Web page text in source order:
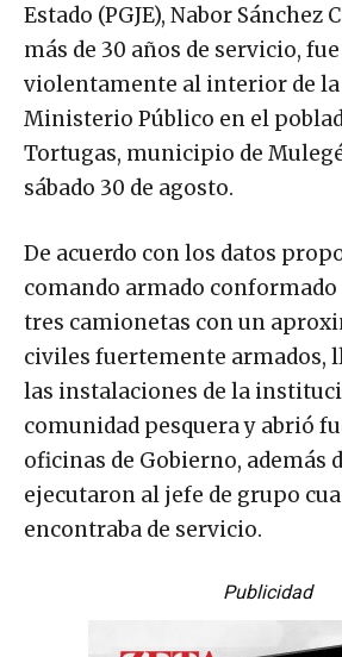
Estado (PGJE), Nabor Sánchez
más de 30 años de servicio,
violentamente al interior de la
Ministerio Público en el
Tortugas, municipio de
sábado 30 de agosto.
De acuerdo con los datos
comando armado
tres camionetas con un
civiles fuertemente armados,
las instalaciones de la
comunidad pesquera y abrió
oficinas de Gobierno, además
ejecutaron al jefe de grupo
encontraba de servicio.
Publicidad